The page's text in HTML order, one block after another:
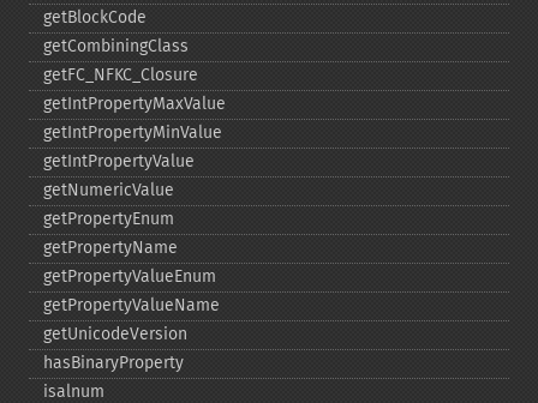
getBlockCode
getCombiningClass
getFC_​NFKC_​Closure
getIntPropertyMaxValue
getIntPropertyMinValue
getIntPropertyValue
getNumericValue
getPropertyEnum
getPropertyName
getPropertyValueEnum
getPropertyValueName
getUnicodeVersion
hasBinaryProperty
isalnum